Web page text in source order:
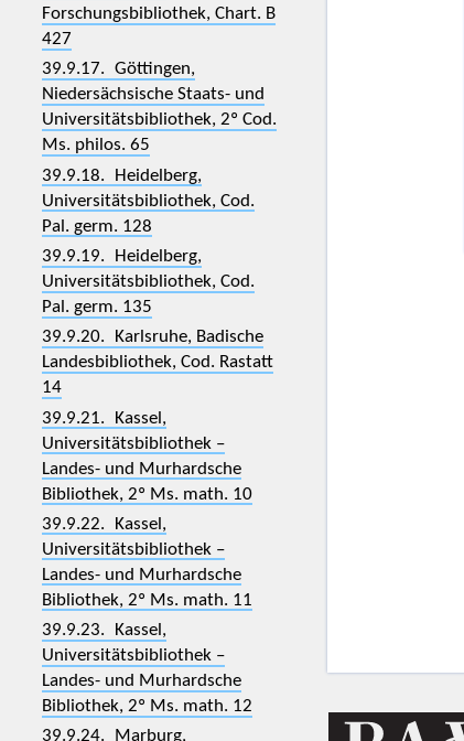
Forschungsbibliothek, Chart. B
427
39.9.17. Göttingen,
Niedersächsische Staats- und
Universitätsbibliothek, 2º Cod.
Ms. philos. 65
39.9.18. Heidelberg,
Universitätsbibliothek, Cod.
Pal. germ. 128
39.9.19. Heidelberg,
Universitätsbibliothek, Cod.
Pal. germ. 135
39.9.20. Karlsruhe, Badische
Landesbibliothek, Cod. Rastatt
14
39.9.21. Kassel,
Universitätsbibliothek –
Landes- und Murhardsche
Bibliothek, 2º Ms. math. 10
39.9.22. Kassel,
Universitätsbibliothek –
Landes- und Murhardsche
Bibliothek, 2º Ms. math. 11
39.9.23. Kassel,
Universitätsbibliothek –
Landes- und Murhardsche
Bibliothek, 2º Ms. math. 12
39.9.24. Marburg,